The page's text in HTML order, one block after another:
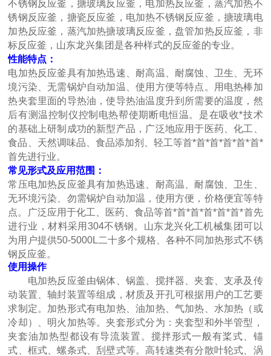
不锈钢反应釜，搪玻璃反应釜，电加热反应釜，蒸汽加热不
锈钢反应釜，搪瓷反应釜，电加热不锈钢反应釜，搪玻璃电
加热反应釜，蒸汽加热搪玻璃反应釜，盘管加热反应釜，非
标反应釜，山东龙兴集团是各种样式的反应釜的专业。
性能特点：
电加热反应釜具有加热迅速、耐高温、耐腐蚀、卫生、无环
境污染、无需锅炉自动加温、使用方便等特点。用电热棒加
热夹套里面的导热油，使导热油温度升到所需要的温度，然
后有测温控制仪控制电热帮使期断电恒温。是在吸收*技术
的基础上研制成功的新型产品，广泛地应用于医药、化工、
食品、天然调味品、食品添加剂、轻工等首*首*首*首*首*首*
首先进行业。
常见形式及应用范围：
常压电加热反应釜具有加热迅速、耐高温、耐腐蚀、卫生、
无环境污染、勿需锅炉自动加温，使用方便，价格便宜等特
点。广泛应用于化工、医药、食品等首*首*首*首*首*首*首先
进行业，材料采用304不锈钢。山东龙兴化工机械集团可以
为用户提供50-5000L二十多个规格、各种不同加热形式不锈
钢反应釜。
使用操作
电加热反应釜由锅体、锅盖、搅拌器、夹套、支承及传
动装置、轴封装置等组成，材质及开孔可根据用户的工艺要
求制定。加热形式有电加热、油加热、气加热、水加热（或
冷却）、明火加热等。夹套形式分为：夹套型和外半管型，
夹套油加热型都设有导流装置。搅拌形式一般有桨式、锚
式、框式、螺条式、刮壁式等。高转速类有分散叶轮式、涡